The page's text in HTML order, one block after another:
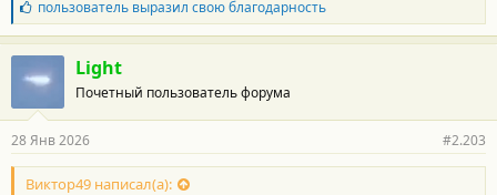
Б
л
а
г
о
д
а
н
о
с
пользовательвыразил свою благодарность
Light
Почетный пользователь форума
28 Янв 2026 #2.203
Виктор49 написал(а):